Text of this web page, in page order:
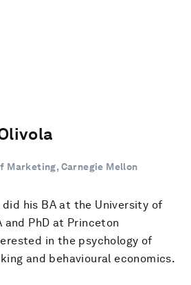
Marketing, Carnegie Mellon
his BA at the University of
and PhD at Princeton
in the psychology of
and behavioural economics.